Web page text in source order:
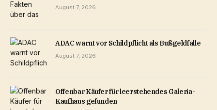
August 7, 2026
ADAC warnt vor Schildpflicht als Bußgeldfalle
August 7, 2026
Offenbar Käufer für leerstehendes Galeria-
Kaufhaus gefunden